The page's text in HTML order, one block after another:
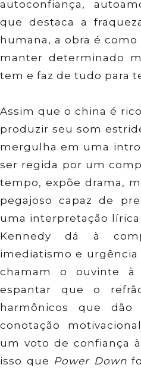
autoconfiança,
que destaca a
humana, a obra é
manter determinado
tem e faz de tudo para
Assim que o china é
produzir seu som
mergulha em uma
ser regida por um
tempo, expõe drama,
pegajoso capaz de
uma interpretação
Kennedy dá à
imediatismo e
chamam o ouvinte
espantar que o
harmônicos que
conotação
um voto de confiança
isso que Power Down